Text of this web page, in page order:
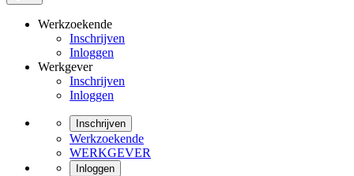
Werkzoekende
Inschrijven
Inloggen
Werkgever
Inschrijven
Inloggen
Inschrijven
Werkzoekende
WERKGEVER
Inloggen